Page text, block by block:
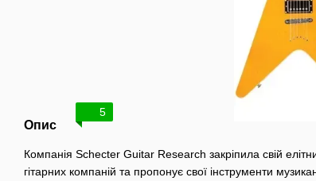
5
Опис
Компанія Schecter Guitar Research закріпила свій
гітарних компаній та пропонує свої інструменти